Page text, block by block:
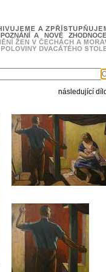
následující